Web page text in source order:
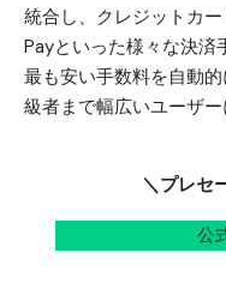
統合し、クレジットカ
Payといった様々な決済
最も安い手数料を自動
級者まで幅広いユーザー
＼プレセ
公